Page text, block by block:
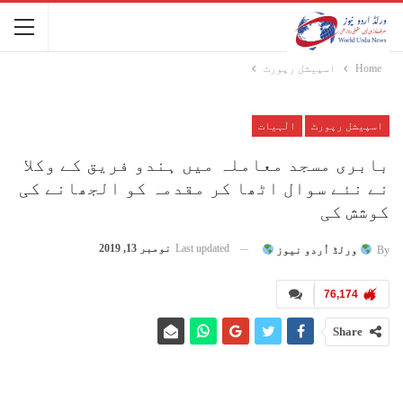
Home اسپیشل رپورٹ
اسپیشل رپورٹ الٰہیات
بابری مسجد معاملہ میں ہندو فریق کے وکلا
نے نئے سوال اٹھا کر مقدمہ کو الجھانے کی
کوشش کی
By ورلڈ اُردو نیوز Last updated نومبر 13, 2019
76,174
Share